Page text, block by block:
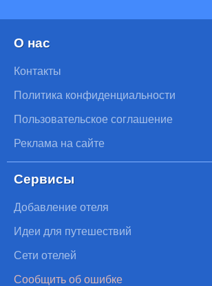
О нас
Контакты
Политика конфиденциальности
Пользовательское соглашение
Реклама на сайте
Сервисы
Добавление отеля
Идеи для путешествий
Сети отелей
Сообщить об ошибке